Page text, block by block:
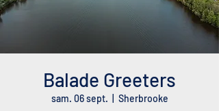
Balade Greeters
sam. 06 sept. Sherbrooke